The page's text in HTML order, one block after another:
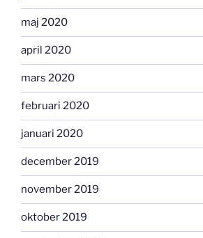
maj 2020
april 2020
mars 2020
februari 2020
januari 2020
december 2019
november 2019
oktober 2019